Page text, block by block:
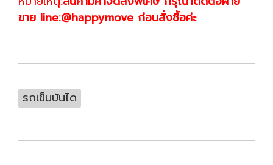
ขาย line:@happymove ก่อนสั่งซื้อค่ะ
รถเข็นบันได